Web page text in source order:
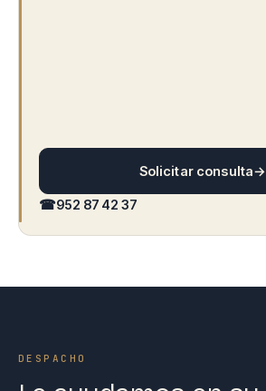
Solicitar consulta→
☎952 87 42 37
DESPACHO